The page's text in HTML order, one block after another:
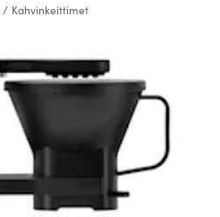
/ Kahvinkeittimet